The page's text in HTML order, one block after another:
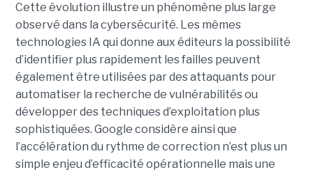
Cette évolution illustre un phénomène plus large
observé dans la cybersécurité. Les mêmes
technologies IA qui donne aux éditeurs la possibilité
d’identifier plus rapidement les failles peuvent
également être utilisées par des attaquants pour
automatiser la recherche de vulnérabilités ou
développer des techniques d’exploitation plus
sophistiquées. Google considère ainsi que
l’accélération du rythme de correction n’est plus un
simple enjeu d’efficacité opérationnelle mais une